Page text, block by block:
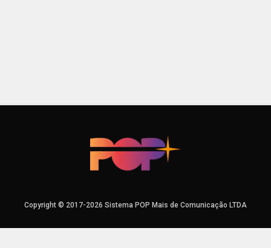
Copyright © 2017-2026 Sistema POP Mais de Comunicação LTDA